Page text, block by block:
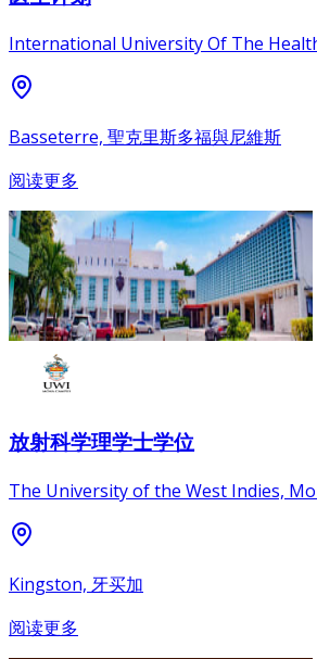
International University Of The
Basseterre, 聖克里斯多福與尼維斯
阅读更多
放射科学理学士学位
The University of the West Indies,
Kingston, 牙买加
阅读更多